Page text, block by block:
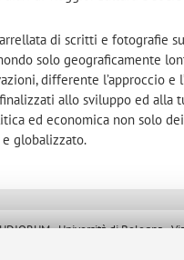
di scritti e fotografie
solo geograficamente
differente l’approccio e
allo sviluppo ed
ed economica non solo
globalizzato.
- Università di Bologna -